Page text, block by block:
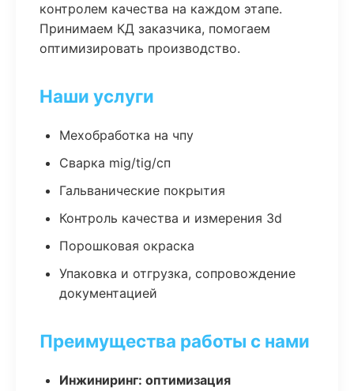
контролем качества на каждом этапе.
Принимаем КД заказчика, помогаем
оптимизировать производство.
Наши услуги
Мехобработка на чпу
Сварка mig/tig/сп
Гальванические покрытия
Контроль качества и измерения 3d
Порошковая окраска
Упаковка и отгрузка, сопровождение
документацией
Преимущества работы с нами
Инжиниринг: оптимизация